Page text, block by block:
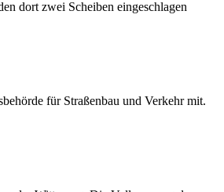
dort zwei Scheiben eingeschlagen
für Straßenbau und Verkehr mit.